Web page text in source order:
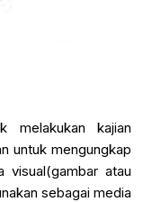
melakukan kajian
untuk mengungkap
visual(gambar atau
sebagai media